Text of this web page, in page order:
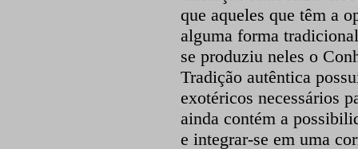
que aqueles que têm a
alguma forma
se produziu neles o
Tradição autêntica
exotéricos necessários
ainda contém a
e integrar-se em uma